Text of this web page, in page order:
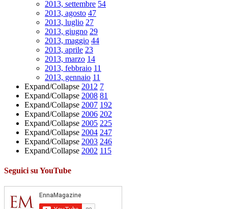
2013, settembre 54
2013, agosto 47
2013, luglio 27
2013, giugno 29
2013, maggio 44
2013, aprile 23
2013, marzo 14
2013, febbraio 11
2013, gennaio 11
Expand/Collapse 2012 7
Expand/Collapse 2008 81
Expand/Collapse 2007 192
Expand/Collapse 2006 202
Expand/Collapse 2005 225
Expand/Collapse 2004 247
Expand/Collapse 2003 246
Expand/Collapse 2002 115
Seguici su YouTube